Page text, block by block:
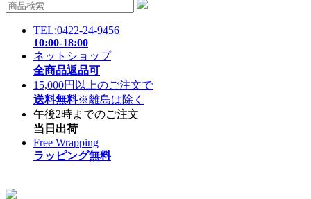
TEL:0422-24-9456
10:00-18:00
ネットショップ
全商品返品可
15,000円以上のご注文で
送料無料※離島は除く
午後2時までのご注文
当日出荷
Free Wrapping
ラッピング無料